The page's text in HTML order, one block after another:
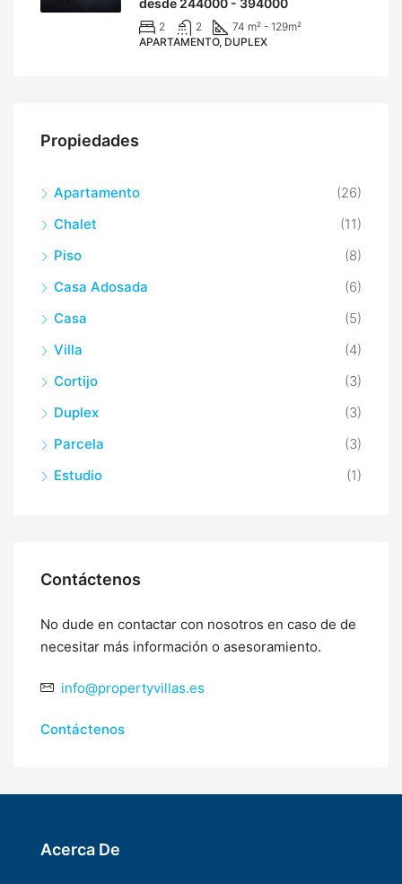
desde 244000 - 394000
2 2 74 m² - 129m²
APARTAMENTO, DUPLEX
Propiedades
Apartamento
(26)
Chalet
(11)
Piso
(8)
Casa Adosada
(6)
Casa
(5)
Villa
(4)
Cortijo
(3)
Duplex
(3)
Parcela
(3)
Estudio
(1)
Contáctenos
No dude en contactar con nosotros en caso de de
necesitar más información o asesoramiento.
info@propertyvillas.es
Contáctenos
Acerca De